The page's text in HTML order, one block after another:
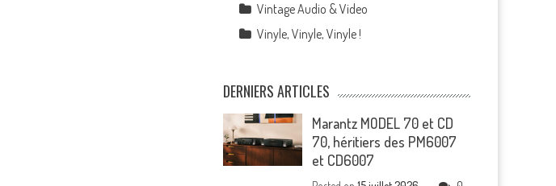
Vintage Audio & Video
Vinyle, Vinyle, Vinyle !
DERNIERS ARTICLES
Marantz MODEL 70 et CD
70, héritiers des PM6007
et CD6007